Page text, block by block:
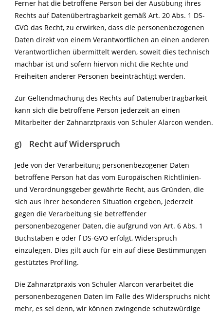
Ferner hat die betroffene Person bei der Ausübung ihres
Rechts auf Datenübertragbarkeit gemäß Art. 20 Abs. 1 DS-
GVO das Recht, zu erwirken, dass die personenbezogenen
Daten direkt von einem Verantwortlichen an einen anderen
Verantwortlichen übermittelt werden, soweit dies technisch
machbar ist und sofern hiervon nicht die Rechte und
Freiheiten anderer Personen beeinträchtigt werden.
Zur Geltendmachung des Rechts auf Datenübertragbarkeit
kann sich die betroffene Person jederzeit an einen
Mitarbeiter der Zahnarztpraxis von Schuler Alarcon wenden.
g) Recht auf Widerspruch
Jede von der Verarbeitung personenbezogener Daten
betroffene Person hat das vom Europäischen Richtlinien-
und Verordnungsgeber gewährte Recht, aus Gründen, die
sich aus ihrer besonderen Situation ergeben, jederzeit
gegen die Verarbeitung sie betreffender
personenbezogener Daten, die aufgrund von Art. 6 Abs. 1
Buchstaben e oder f DS-GVO erfolgt, Widerspruch
einzulegen. Dies gilt auch für ein auf diese Bestimmungen
gestütztes Profiling.
Die Zahnarztpraxis von Schuler Alarcon verarbeitet die
personenbezogenen Daten im Falle des Widerspruchs nicht
mehr, es sei denn, wir können zwingende schutzwürdige